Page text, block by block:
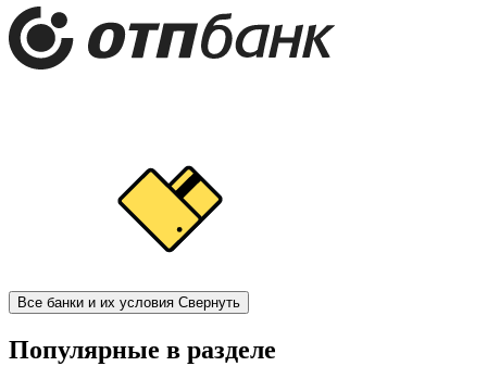
Все банки и их условия Свернуть
Популярные в разделе